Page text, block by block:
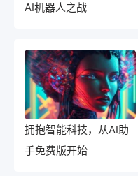
AI机器人之战
拥抱智能科技，从AI助
手免费版开始